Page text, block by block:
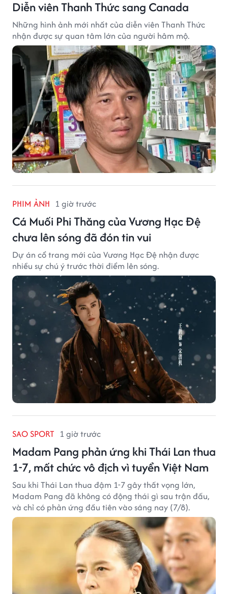
Diễn viên Thanh Thức sang Canada
Những hình ảnh mới nhất của diễn viên Thanh Thức
nhận được sự quan tâm lớn của người hâm mộ.
PHIM ẢNH 1 giờ trước
Cá Muối Phi Thăng của Vương Hạc Đệ
chưa lên sóng đã đón tin vui
Dự án cổ trang mới của Vương Hạc Đệ nhận được
nhiều sự chú ý trước thời điểm lên sóng.
SAO SPORT 1 giờ trước
Madam Pang phản ứng khi Thái Lan thua
1-7, mất chức vô địch vì tuyển Việt Nam
Sau khi Thái Lan thua đậm 1-7 gây thất vọng lớn,
Madam Pang đã không có động thái gì sau trận đấu,
và chỉ có phản ứng đầu tiên vào sáng nay (7/8).